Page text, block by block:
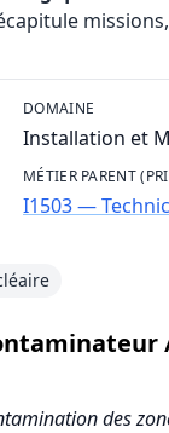
DOMAINE
Installation et
MÉTIER PARENT
I1503 —
des